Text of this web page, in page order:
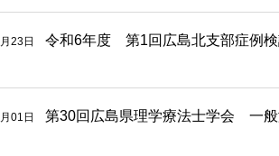
23日 令和6年度 第1回広島北支部症例
01日 第30回広島県理学療法士学会 一